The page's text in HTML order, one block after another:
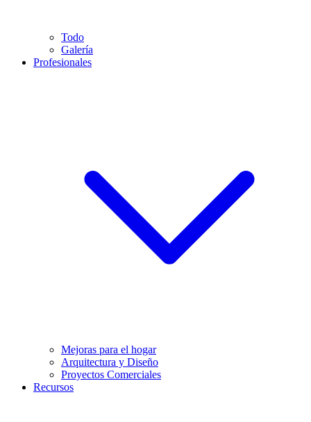
Todo
Galería
Profesionales
Mejoras para el hogar
Arquitectura y Diseño
Proyectos Comerciales
Recursos